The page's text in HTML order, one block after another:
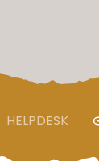
HELPDESK